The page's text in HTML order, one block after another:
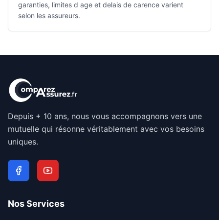
garanties, limites d age et delais de carence varient
selon les assureurs.
Depuis + 10 ans, nous vous accompagnons vers une
mutuelle qui résonne véritablement avec vos besoins
uniques.
Nos Services